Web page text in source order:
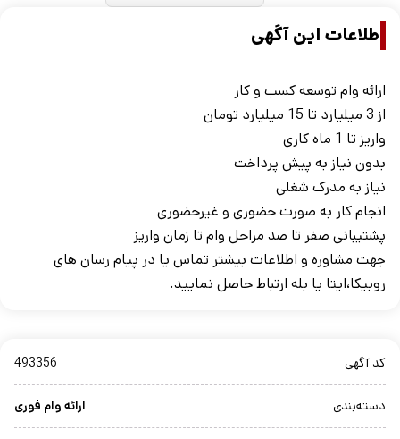
اطلاعات این آگهی
ارائه وام توسعه کسب و کار
از 3 میلیارد تا 15 میلیارد تومان
واریز تا 1 ماه کاری
بدون نیاز به پیش پرداخت
نیاز به مدرک شغلی
انجام کار به صورت حضوری و غیرحضوری
پشتیبانی صفر تا صد مراحل وام تا زمان واریز
جهت مشاوره و اطلاعات بیشتر تماس یا در پیام رسان های
روبیکا،ایتا یا بله ارتباط حاصل نمایید.
کد آگهی 493356
دسته‌بندی ارائه وام فوری